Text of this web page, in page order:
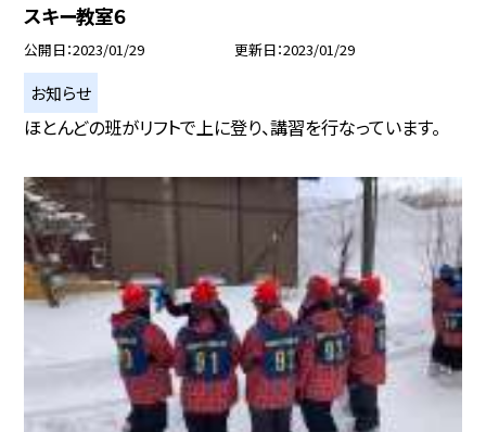
スキー教室６
公開日 2023/01/29 更新日 2023/01/29
お知らせ
ほとんどの班がリフトで上に登り、講習を行なっています。